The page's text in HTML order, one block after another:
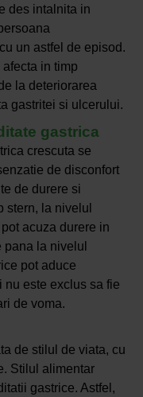
des intalnita in
un astfel de episod.
in timp
la deteriorarea
gastritei si ulcerului.
gastrica
crescuta se
de disconfort
de durere si
stern, la nivelul
acuza durere in
la nivelul
pot aduce
este exclus sa fie
de voma.
de stilul de viata, cu
Stilul alimentar
gastrice. Astfel,